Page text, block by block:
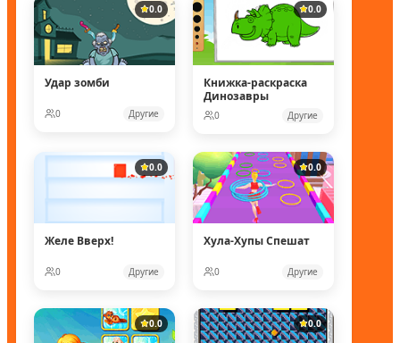
0.0
Удар зомби
0 Другие
0.0
Книжка-раскраска
Динозавры
0 Другие
0.0
Желе Вверх!
0 Другие
0.0
Хула-Хупы Спешат
0 Другие
0.0 0.0